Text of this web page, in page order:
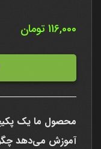
116,000تومان
محصول ما یک
آموزش می‌دهد